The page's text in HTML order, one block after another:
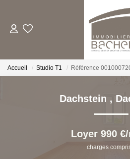
FAIRE
Accueil Studio T1 Référence
Dachstein ,
Loyer 990
charges